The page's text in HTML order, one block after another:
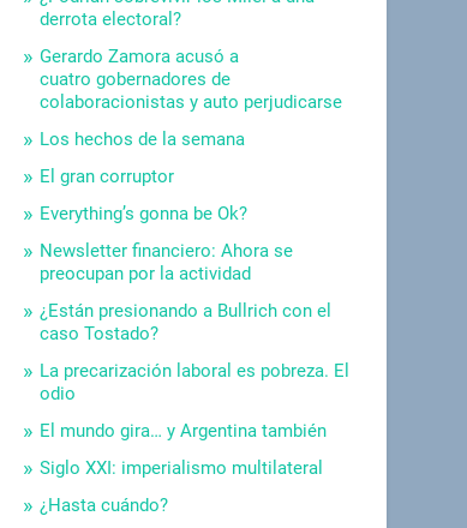
derrota electoral?
Gerardo Zamora acusó a
cuatro gobernadores de
colaboracionistas y auto perjudicarse
Los hechos de la semana
El gran corruptor
Everything’s gonna be Ok?
Newsletter financiero: Ahora se
preocupan por la actividad
¿Están presionando a Bullrich con el
caso Tostado?
La precarización laboral es pobreza. El
odio
El mundo gira… y Argentina también
Siglo XXI: imperialismo multilateral
¿Hasta cuándo?